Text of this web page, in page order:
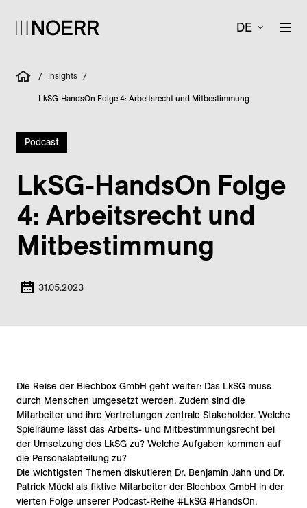
DE
/ Insights /
LkSG-HandsOn Folge 4: Arbeitsrecht und Mitbestimmung
Podcast
LkSG-HandsOn Folge
4: Arbeitsrecht und
Mitbestimmung
31.05.2023
Die Reise der Blechbox GmbH geht weiter: Das LkSG muss
durch Menschen umgesetzt werden. Zudem sind die
Mitarbeiter und ihre Vertretungen zentrale Stakeholder. Welche
Spielräume lässt das Arbeits- und Mitbestimmungsrecht bei
der Umsetzung des LkSG zu? Welche Aufgaben kommen auf
die Personalabteilung zu?
Die wichtigsten Themen diskutieren Dr. Benjamin Jahn und Dr.
Patrick Mückl als fiktive Mitarbeiter der Blechbox GmbH in der
vierten Folge unserer Podcast-Reihe #LkSG #HandsOn.